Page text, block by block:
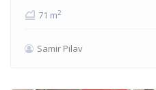
71 m2
Samir Pilav